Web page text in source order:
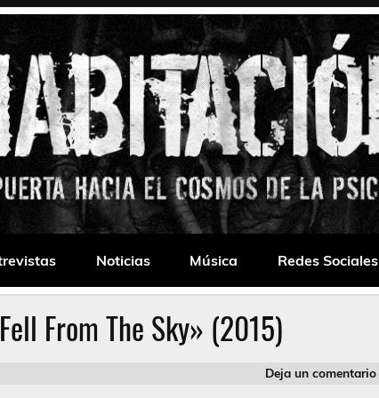
Noticias Música Redes Sociales
From The Sky» (2015)
Deja un comentario